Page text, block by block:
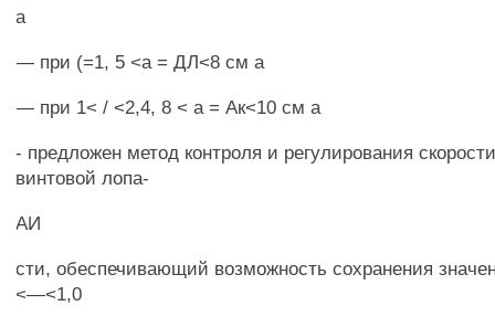
а
— при (=1, 5 <а = ДЛ<8 см а
— при 1< / <2,4, 8 < а = Ак<10 см а
- предложен метод контроля и регулирования
винтовой лопа-
АИ
сти, обеспечивающий возможность сохранения
<—<1,0